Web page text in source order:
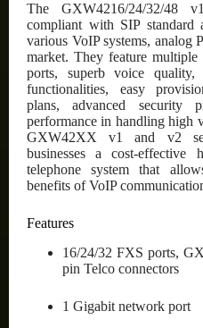
The GXW4216/24/32/
compliant with SIP standard
various VoIP systems, analog
market. They feature
ports, superb voice
functionalities, easy
plans, advanced security
performance in handling high
GXW42XX v1 and v2
businesses a cost-
telephone system that
benefits of VoIP
Features
16/24/32 FXS ports,
pin Telco connectors
1 Gigabit network port